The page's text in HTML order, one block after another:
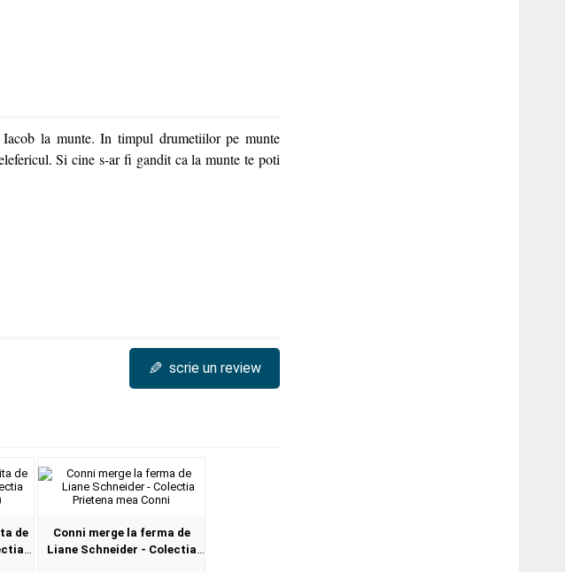
la munte. In timpul drumetiilor pe munte
Si cine s-ar fi gandit ca la munte te poti
✎ scrie un review
de
Conni merge la ferma de
Liane Schneider - Colectia